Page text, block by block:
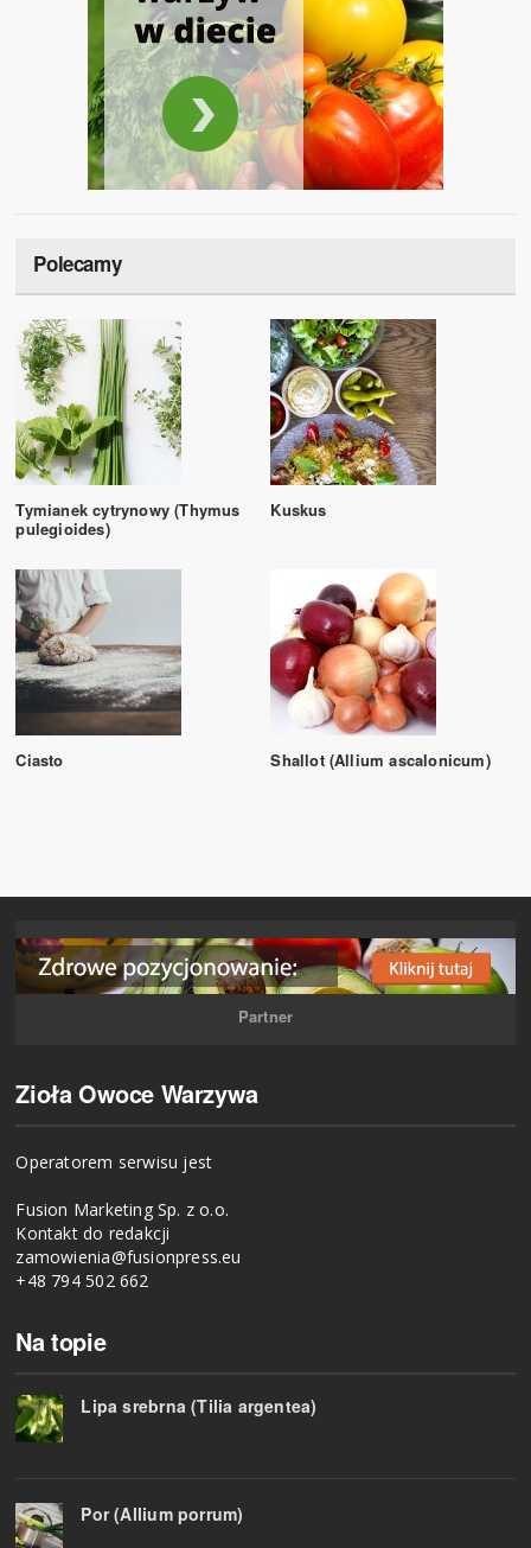
Polecamy
Tymianek cytrynowy (Thymus
pulegioides)
Kuskus
Ciasto Shallot (Allium ascalonicum)
Partner
Zioła Owoce Warzywa
Operatorem serwisu jest
Fusion Marketing Sp. z o.o.
Kontakt do redakcji
zamowienia@fusionpress.eu
+48 794 502 662
Na topie
Lipa srebrna (Tilia argentea)
Por (Allium porrum)